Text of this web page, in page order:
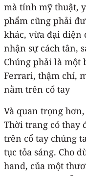
mà tính mỹ thuật,
phẩm cũng phải
khác, vừa đại diện
nhận sự cách tân,
Chúng phải là một
Ferrari, thậm chí,
nằm trên cổ tay
Và quan trọng
Thời trang có thay
trên cổ tay chúng
tục tỏa sáng. Cho
hand, của một